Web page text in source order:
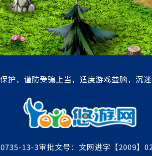
护，谨防受骗上当，适度游戏益脑，沉
13-3审批文号：文网进字【2009】